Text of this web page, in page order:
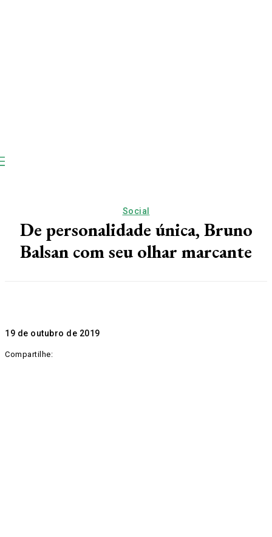
Social
De personalidade única, Bruno
Balsan com seu olhar marcante
19 de outubro de 2019
Compartilhe: